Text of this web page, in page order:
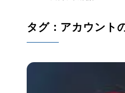
タグ：アカウント